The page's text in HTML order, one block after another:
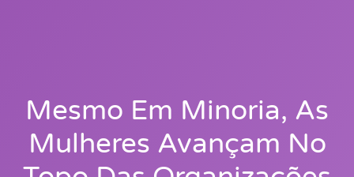
Mesmo Em Minoria, As
Mulheres Avançam No